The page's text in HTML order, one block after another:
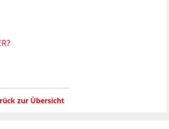
zur Übersicht